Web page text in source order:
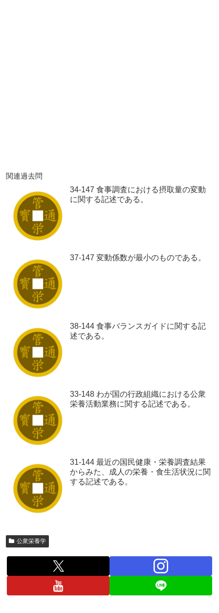
関連過去問
34-147 食事調査における摂取量の変動
に関する記述である。
37-147 変動係数が最小のものである。
38-144 食事バランスガイドに関する記
述である。
33-148 わが国の行政組織における公衆
栄養活動業務に関する記述である。
31-144 最近の国民健康・栄養調査結果
からみた、成人の栄養・食生活状況に関
する記述である。
公衆栄養学